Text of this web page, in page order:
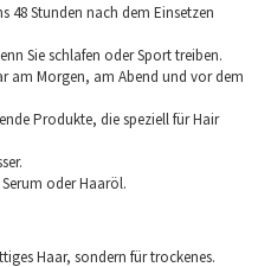
48 Stunden nach dem Einsetzen
Sie schlafen oder Sport treiben.
am Morgen, am Abend und vor dem
Produkte, die speziell für Hair
oder Haaröl.
Haar, sondern für trockenes.